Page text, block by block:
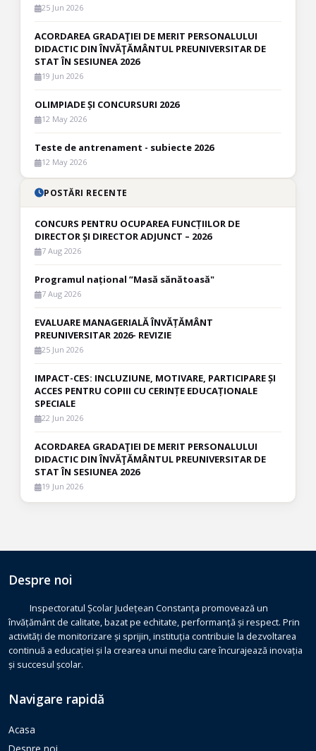
25 Jun 2026
ACORDAREA GRADAŢIEI DE MERIT PERSONALULUI
DIDACTIC DIN ÎNVĂŢĂMÂNTUL PREUNIVERSITAR DE
STAT ÎN SESIUNEA 2026
19 Jun 2026
OLIMPIADE ȘI CONCURSURI 2026
12 May 2026
Teste de antrenament - subiecte 2026
12 May 2026
POSTĂRI RECENTE
CONCURS PENTRU OCUPAREA FUNCȚIILOR DE
DIRECTOR ȘI DIRECTOR ADJUNCT – 2026
7 Aug 2026
Programul național ”Masă sănătoasă"
7 Aug 2026
EVALUARE MANAGERIALĂ ÎNVĂȚĂMÂNT
PREUNIVERSITAR 2026- REVIZIE
25 Jun 2026
IMPACT-CES: INCLUZIUNE, MOTIVARE, PARTICIPARE ȘI
ACCES PENTRU COPIII CU CERINȚE EDUCAȚIONALE
SPECIALE
22 Jun 2026
ACORDAREA GRADAŢIEI DE MERIT PERSONALULUI
DIDACTIC DIN ÎNVĂŢĂMÂNTUL PREUNIVERSITAR DE
STAT ÎN SESIUNEA 2026
19 Jun 2026
Despre noi
Inspectoratul Școlar Județean Constanța promovează un
învățământ de calitate, bazat pe echitate, performanță și respect. Prin
activități de monitorizare și sprijin, instituția contribuie la dezvoltarea
continuă a educației și la crearea unui mediu care încurajează inovația
și succesul școlar.
Navigare rapidă
Acasa